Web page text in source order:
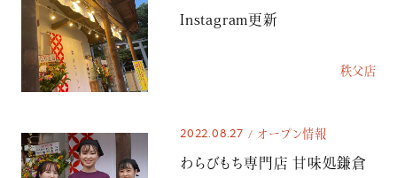
Instagram更新
秩父店
2022.08.27 オープン情報
わらびもち専門店 甘味処鎌倉